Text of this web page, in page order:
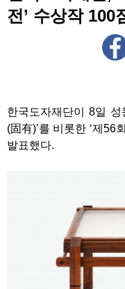
전’ 수상작 100
한국도자재단이 8일
(固有)’를 비롯한 ‘제56
발표했다.